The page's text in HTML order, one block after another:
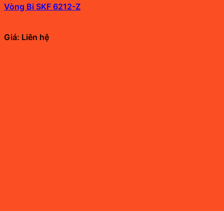
Vòng Bi SKF 6212-Z
Giá: Liên hệ